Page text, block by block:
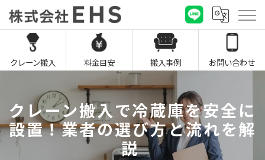
クレーン搬入 料金目安 搬入事例 お問い合わせ
クレーン搬入で冷蔵庫を安全に
設置！業者の選び方と流れを解
説